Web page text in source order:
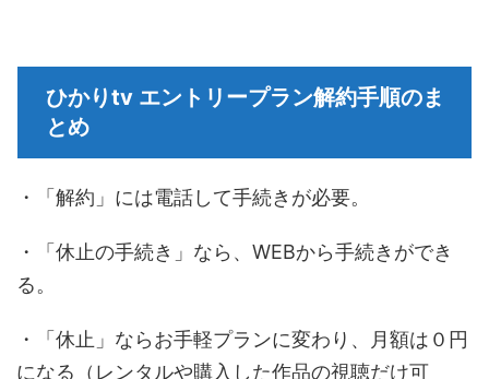
ひかりtv エントリープラン解約手順のま
とめ
・「解約」には電話して手続きが必要。
・「休止の手続き」なら、WEBから手続きができ
る。
・「休止」ならお手軽プランに変わり、月額は０円
になる（レンタルや購入した作品の視聴だけ可